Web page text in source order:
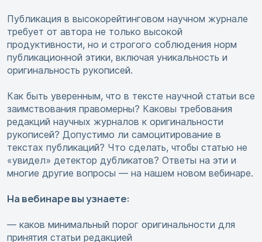
Публикация в высокорейтинговом научном журнале
требует от автора не только высокой
продуктивности, но и строгого соблюдения норм
публикационной этики, включая уникальность и
оригинальность рукописей.
Как быть уверенным, что в тексте научной статьи все
заимствования правомерны? Каковы требования
редакций научных журналов к оригинальности
рукописей? Допустимо ли самоцитирование в
текстах публикаций? Что сделать, чтобы статью не
«увидел» детектор дубликатов? Ответы на эти и
многие другие вопросы — на нашем новом вебинаре.
На вебинаре вы узнаете:
— каков минимальный порог оригинальности для
принятия статьи редакцией